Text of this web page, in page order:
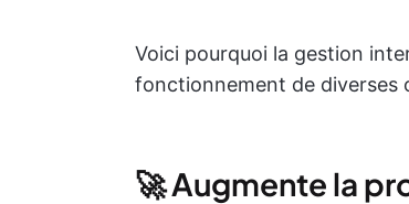
Voici pourquoi la gestion
fonctionnement de diverses
🚀 Augmente la